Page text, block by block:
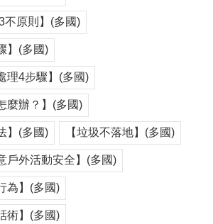
不原則】(多國)
】(多國)
理4步驟】(多國)
麼辦？】(多國)
】(多國) 【垃圾不落地】(多國)
戶外活動安全】(多國)
為】(多國)
術】(多國)